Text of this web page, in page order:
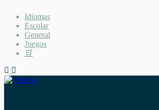
contenido
Idiomas
Escolar
General
Juegos
🛒